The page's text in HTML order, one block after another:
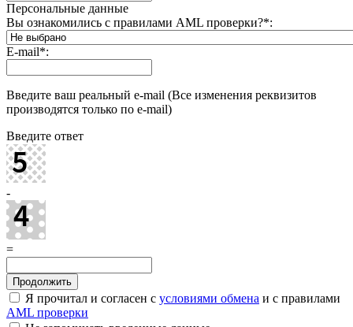
Персональные данные
Вы ознакомились с правилами AML проверки?*:
E-mail*:
Введите ваш реальный e-mail (Все изменения реквизитов
производятся только по e-mail)
Введите ответ
-
=
Я прочитал и согласен с условиями обмена и с правилами
AML проверки